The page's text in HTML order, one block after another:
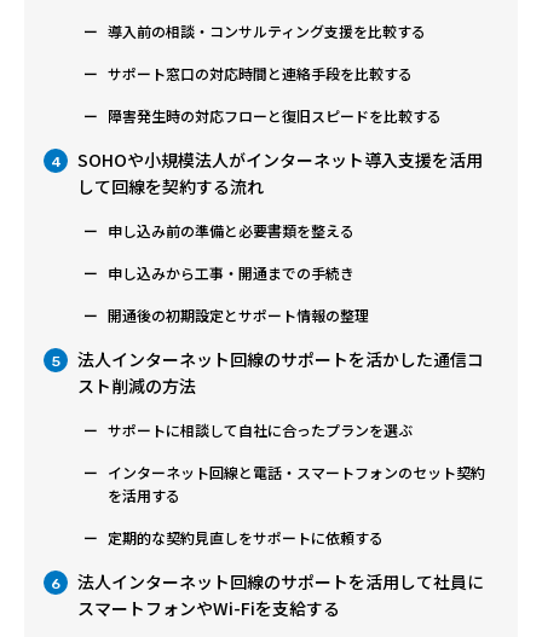
導入前の相談・コンサルティング支援を比較する
サポート窓口の対応時間と連絡手段を比較する
障害発生時の対応フローと復旧スピードを比較する
4
SOHOや小規模法人がインターネット導入支援を活用
して回線を契約する流れ
申し込み前の準備と必要書類を整える
申し込みから工事・開通までの手続き
開通後の初期設定とサポート情報の整理
5
法人インターネット回線のサポートを活かした通信コ
スト削減の方法
サポートに相談して自社に合ったプランを選ぶ
インターネット回線と電話・スマートフォンのセット契約
を活用する
定期的な契約見直しをサポートに依頼する
6
法人インターネット回線のサポートを活用して社員に
スマートフォンやWi-Fiを支給する